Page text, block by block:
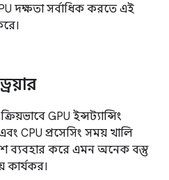
দক্ষতা সর্বাধিক করতে এই
GPU ইন্সট্যান্সিং
CPU প্রসেসিং সময় খালি
ব্যবহার করে এমন অনেক বস্তু